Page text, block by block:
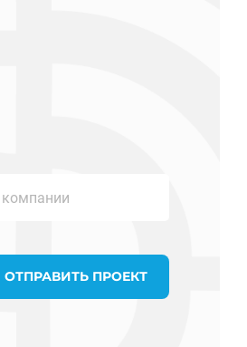
ОТПРАВИТЬ ПРОЕКТ